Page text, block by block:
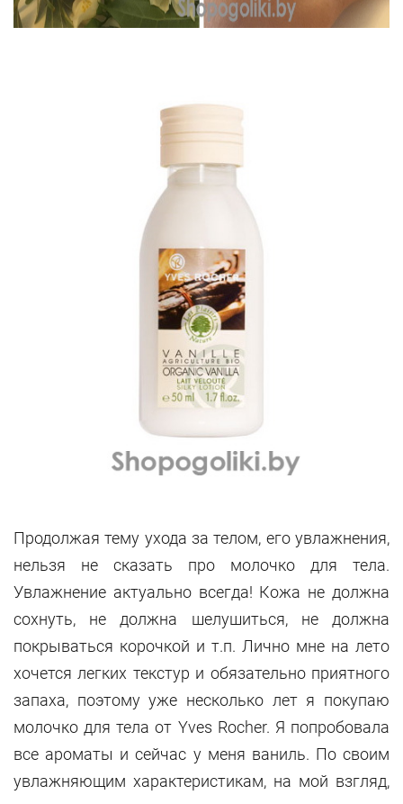
Продолжая тему ухода за телом, его увлажнения,
нельзя не сказать про молочко для тела.
Увлажнение актуально всегда! Кожа не должна
сохнуть, не должна шелушиться, не должна
покрываться корочкой и т.п. Лично мне на лето
хочется легких текстур и обязательно приятного
запаха, поэтому уже несколько лет я покупаю
молочко для тела от Yves Rocher. Я попробовала
все ароматы и сейчас у меня ваниль. По своим
увлажняющим характеристикам, на мой взгляд,